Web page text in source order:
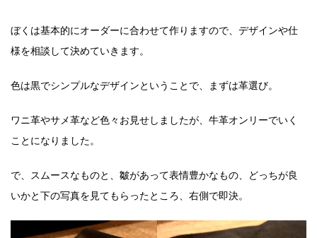
ぼくは基本的にオーダーに合わせて作りますので、デザインや仕
様を相談して決めていきます。
色は黒でシンプルなデザインということで、まずは革選び。
ワニ革やサメ革など色々お見せしましたが、牛革オンリーでいく
ことになりました。
で、スムースなものと、皺があって表情豊かなもの、どっちが良
いかと下の写真を見てもらったところ、右側で即決。